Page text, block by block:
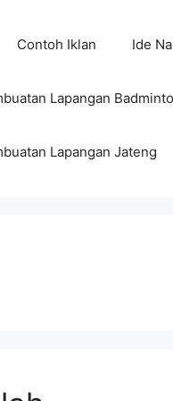
Contoh Iklan Ide
Lapangan
Lapangan Jateng